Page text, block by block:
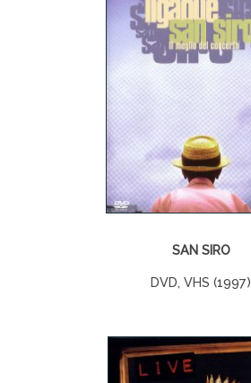
SAN SIRO
DVD, VHS (1997)